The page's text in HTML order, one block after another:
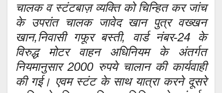
चालक व स्टंटबाज़ व्यक्ति को चिन्हित कर जांच
के उपरांत चालक जावेद खान पुत्र वख्खन
खान,निवासी गफूर बस्ती, वार्ड नंबर-24 के
विरुद्ध मोटर वाहन अधिनियम के अंतर्गत
नियमानुसार 2000 रुपये चालान की कार्यवाही
की गई। एवम स्टंट के साथ यात्रा करने दूसरे